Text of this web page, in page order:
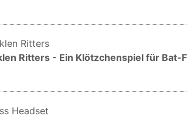
Ritters - Ein Klötzchenspiel für Bat-